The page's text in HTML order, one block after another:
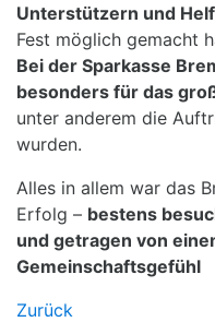
Unterstützern und
Fest möglich gemacht
Bei der Sparkasse
besonders für das
unter anderem die
wurden.
Alles in allem war das
Erfolg – bestens
und getragen von
Gemeinschaftsgefühl
Zurück